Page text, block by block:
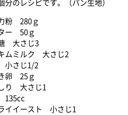
分のレシピです。（パン生地）
粉 280ｇ
ー 50ｇ
大さじ3
ムミルク 大さじ2
小さじ1/2
卵 25ｇ
り 大さじ1
135cc
イイースト 小さじ1